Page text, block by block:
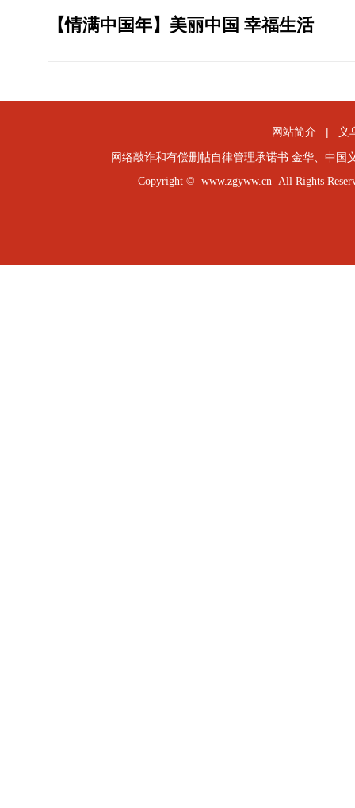
【情满中国年】美丽中国 幸福生活
网站简介 | 义
网络敲诈和有偿删帖自律管理承诺书 金华、 中国
Copyright © www.zgyww.cnAll Rights